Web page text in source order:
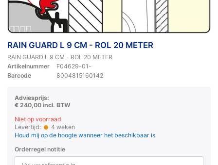
RAIN GUARD L 9 CM - ROL 20 METER
RAIN GUARD L 9 CM - ROL 20 METER
Artikelnummer
F04629-01-
Barcode
8004815160142
Adviesprijs:
€ 240,00 incl. BTW
Niet op voorraad
Levertijd:
4 weken
Houd mij op de hoogte wanneer het beschikbaar is
Orderregel notitie